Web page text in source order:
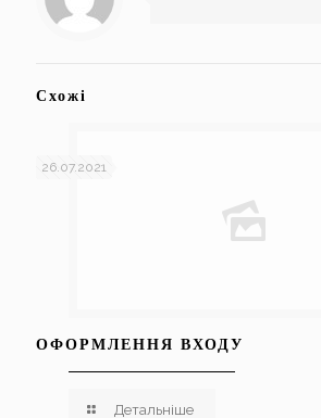
Схожі
26.07.2021
ОФОРМЛЕННЯ ВХОДУ
Детальніше